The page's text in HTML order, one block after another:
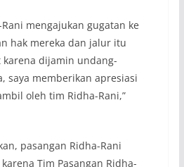
mengajukan gugatan ke
hak mereka dan jalur itu
dijamin undang-
saya memberikan apresiasi
oleh tim Ridha-Rani,”
pasangan Ridha-Rani
Tim Pasangan Ridha-